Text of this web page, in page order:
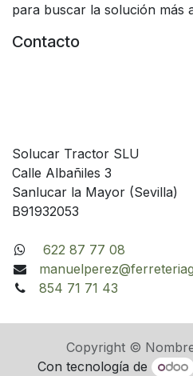
para buscar la solución más
Contacto
Solucar Tractor SLU
Calle Albañiles 3
Sanlucar la Mayor (Sevilla)
B91932053
622 87 77 08
854 71 71 43
Copyright ©
Con tecnología de